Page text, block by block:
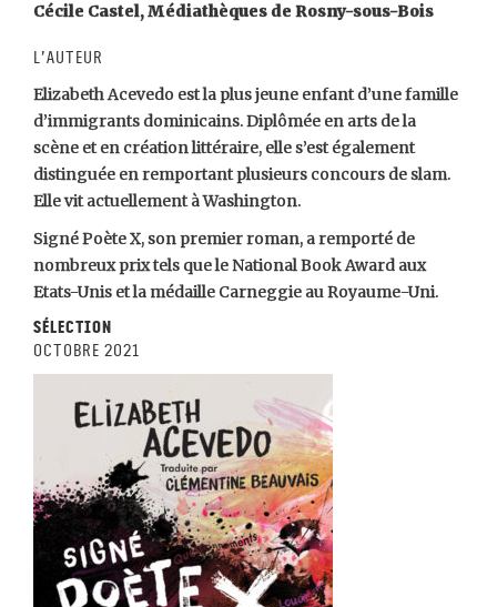
Cécile Castel, Médiathèques de Rosny-sous-Bois
L’auteur
Elizabeth Acevedo est la plus jeune enfant d’une famille
d’immigrants dominicains. Diplômée en arts de la
scène et en création littéraire, elle s’est également
distinguée en remportant plusieurs concours de slam.
Elle vit actuellement à Washington.
Signé Poète X, son premier roman, a remporté de
nombreux prix tels que le National Book Award aux
Etats-Unis et la médaille Carneggie au Royaume-Uni.
Sélection
octobre 2021